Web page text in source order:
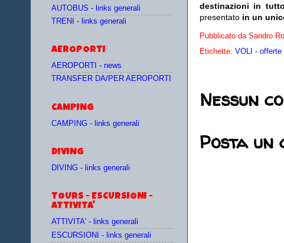
destinazioni in
presentato in un
Pubblicato da Sandro
Etichette: VOLI - offerte
Nessun
Posta un
AUTOBUS - links generali
TRENI - links generali
AEROPORTI
AEROPORTI - news
TRANSFER DA/PER AEROPORTI
CAMPING
CAMPING - links generali
DIVING
DIVING - links generali
TOURS - ESCURSIONI -
ATTIVITA'
ATTIVITA' - links generali
ESCURSIONI - links generali